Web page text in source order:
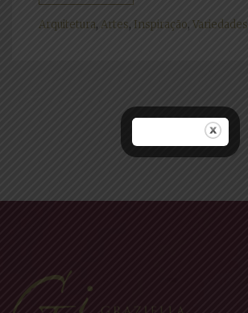
Arquitetura, Artes, Inspiração, Variedades